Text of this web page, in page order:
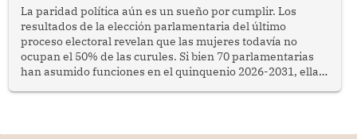
La paridad política aún es un sueño por cumplir. Los
resultados de la elección parlamentaria del último
proceso electoral revelan que las mujeres todavía no
ocupan el 50% de las curules. Si bien 70 parlamentarias
han asumido funciones en el quinquenio 2026-2031, ellas